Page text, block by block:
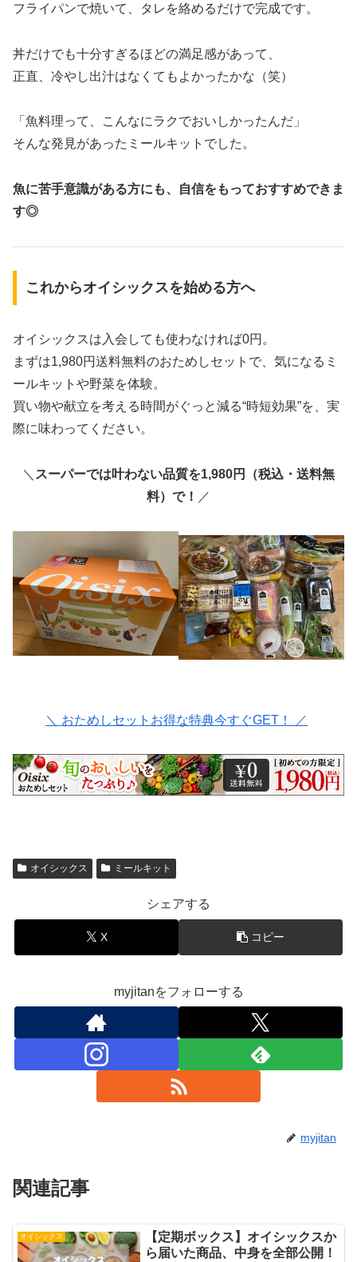
フライパンで焼いて、タレを絡めるだけで完成です。
丼だけでも十分すぎるほどの満足感があって、
正直、冷やし出汁はなくてもよかったかな（笑）
「魚料理って、こんなにラクでおいしかったんだ」
そんな発見があったミールキットでした。
魚に苦手意識がある方にも、自信をもっておすすめできま
す◎
これからオイシックスを始める方へ
オイシックスは入会しても使わなければ0円。
まずは1,980円送料無料のおためしセットで、気になるミ
ールキットや野菜を体験。
買い物や献立を考える時間がぐっと減る“時短効果”を、実
際に味わってください。
＼ スーパーでは叶わない品質を1,980円（税込・送料無
料）で！ ／
＼ おためしセットお得な特典今すぐGET！ ／
オイシックス ミールキット
シェアする
X コピー
myjitanをフォローする
myjitan
関連記事
オイシックス
【定期ボックス】オイシックスか
ら届いた商品、中身を全部公開！